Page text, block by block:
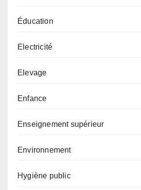
Éducation
Electricité
Elevage
Enfance
Enseignement supérieur
Environnement
Hygiène public